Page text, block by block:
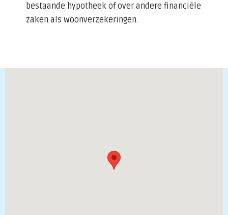
bestaande hypotheek of over andere financiële
zaken als woonverzekeringen.